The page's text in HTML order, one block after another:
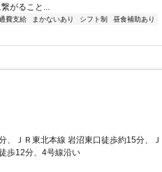
がること...
費支給 まかないあり シフト制
昼食補助あり
、ＪＲ東北本線 岩沼東口徒歩約15分、Ｊ
歩12分、4号線沿い